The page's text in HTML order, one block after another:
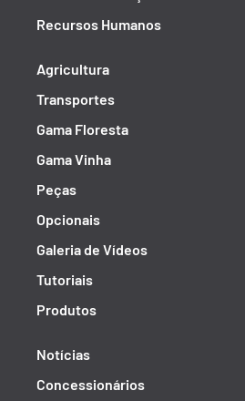
Recursos Humanos
Agricultura
Transportes
Gama Floresta
Gama Vinha
Peças
Opcionais
Galeria de Vídeos
Tutoriais
Produtos
Notícias
Concessionários